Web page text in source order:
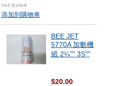
添加到購物車
BEE JET
5770A 加數機
紙 2¼"" 3S""
$20.00